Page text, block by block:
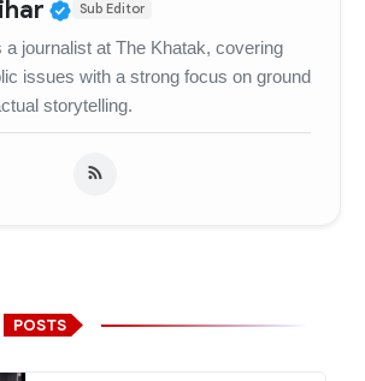
Verified Public Figure •
Sub Editor
a journalist at The Khatak, covering
issues with a strong focus on ground
storytelling.
POSTS